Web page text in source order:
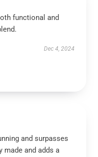
functional and
Dec 4, 2024
and surpasses
made and adds a